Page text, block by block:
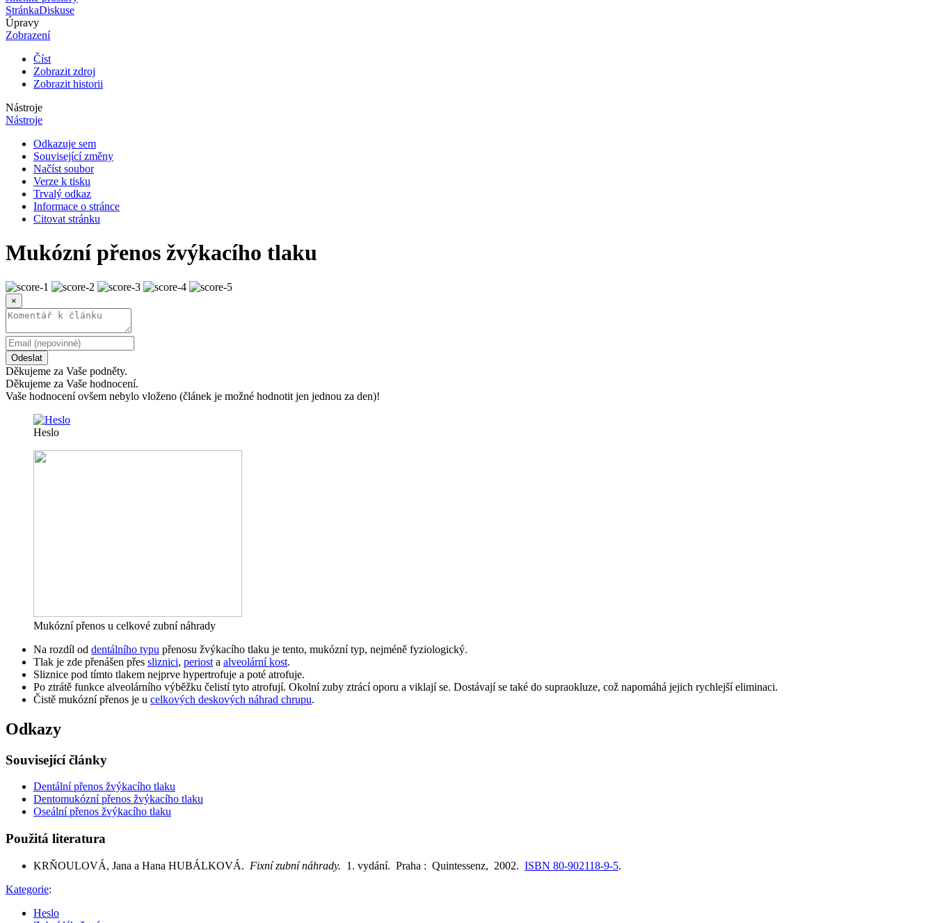
StránkaDiskuse
Úpravy
Zobrazení
Číst
Zobrazit zdroj
Zobrazit historii
Nástroje
Nástroje
Odkazuje sem
Související změny
Načíst soubor
Verze k tisku
Trvalý odkaz
Informace o stránce
Citovat stránku
Mukózní přenos žvýkacího tlaku
×
Odeslat
Děkujeme za Vaše podněty.
Děkujeme za Vaše hodnocení.
Vaše hodnocení ovšem nebylo vloženo (článek je možné hodnotit jen jednou za den)!
Heslo
Mukózní přenos u celkové zubní náhrady
Na rozdíl od dentálního typu přenosu žvýkacího tlaku je tento, mukózní typ, nejméně fyziologický.
Tlak je zde přenášen přes sliznici, periost a alveolární kost.
Sliznice pod tímto tlakem nejprve hypertrofuje a poté atrofuje.
Po ztrátě funkce alveolárního výběžku čelistí tyto atrofují. Okolní zuby ztrácí oporu a viklají se. Dostávají se také do supraokluze, což napomáhá jejich rychlejší eliminaci.
Čistě mukózní přenos je u celkových deskových náhrad chrupu.
Odkazy
Související články
Dentální přenos žvýkacího tlaku
Dentomukózní přenos žvýkacího tlaku
Oseální přenos žvýkacího tlaku
Použitá literatura
KRŇOULOVÁ, Jana a Hana HUBÁLKOVÁ. Fixní zubní náhrady. 1. vydání. Praha : Quintessenz, 2002. ISBN 80-902118-9-5.
Kategorie:
Heslo